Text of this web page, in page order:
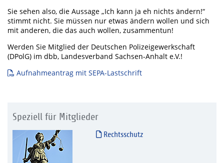
Sie sehen also, die Aussage „Ich kann ja eh nichts ändern!“
stimmt nicht. Sie müssen nur etwas ändern wollen und sich
mit anderen, die das auch wollen, zusammentun!
Werden Sie Mitglied der Deutschen Polizeigewerkschaft
(DPolG) im dbb, Landesverband Sachsen-Anhalt e.V.!
Aufnahmeantrag mit SEPA-Lastschrift
Speziell für Mitglieder
Rechtsschutz